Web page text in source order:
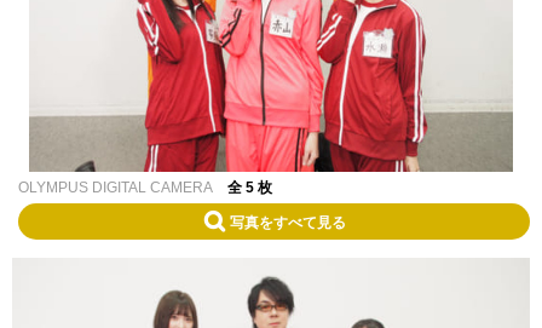
OLYMPUS DIGITAL CAMERA 全 5 枚
写真をすべて見る